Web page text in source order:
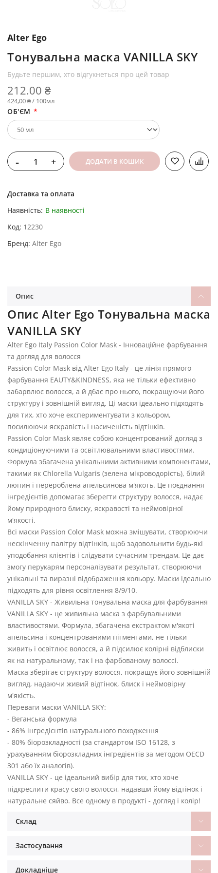
Alter Ego
Тонувальна маска VANILLA SKY
Будьте першим, хто відгукнеться про цей товар
212.00 ₴
424,00 ₴ / 100мл
ОБ'ЄМ
- + ДОДАТИ В КОШИК
Доставка та оплата
Наявність: В наявності
Код 12230
Бренд Alter Ego
Опис
Опис Alter Ego Тонувальна маска
VANILLA SKY
Alter Ego Italy Passion Color Mask - Інноваційне фарбування
та догляд для волосся
Passion Color Mask від Alter Ego Italy - це лінія прямого
фарбування EAUTY&KINDNESS, яка не тільки ефективно
забарвлює волосся, а й дбає про нього, покращуючи його
структуру і зовнішній вигляд. Ці маски ідеально підходять
для тих, хто хоче експериментувати з кольором,
посилюючи яскравість і насиченість відтінків.
Passion Color Mask являє собою концентрований догляд з
кондиціонуючими та освітлювальними властивостями.
Формула збагачена унікальними активними компонентами,
такими як Chlorella Vulgaris (зелена мікроводорість), білий
люпин і перероблена апельсинова м'якоть. Це поєднання
інгредієнтів допомагає зберегти структуру волосся, надає
йому природного блиску, яскравості та неймовірної
м'якості.
Всі маски Passion Color Mask можна змішувати, створюючи
нескінченну палітру відтінків, щоб задовольнити будь-які
уподобання клієнтів і слідувати сучасним трендам. Це дає
змогу перукарям персоналізувати результат, створюючи
унікальні та виразні відображення кольору. Маски ідеально
підходять для рівня освітлення 8/9/10.
VANILLA SKY - Живильна тонувальна маска для фарбування
VANILLA SKY - це живильна маска з фарбувальними
властивостями. Формула, збагачена екстрактом м'якоті
апельсина і концентрованими пігментами, не тільки
живить і освітлює волосся, а й підсилює колірні відблиски
як на натуральному, так і на фарбованому волоссі.
Маска зберігає структуру волосся, покращує його зовнішній
вигляд, надаючи живий відтінок, блиск і неймовірну
м'якість.
Переваги маски VANILLA SKY:
- Веганська формула
- 86% інгредієнтів натурального походження
- 80% біорозкладності (за стандартом ISO 16128, з
урахуванням біорозкладних інгредієнтів за методом OECD
301 або їх аналогів).
VANILLA SKY - це ідеальний вибір для тих, хто хоче
підкреслити красу свого волосся, надавши йому відтінок і
натуральне сяйво. Все одному в продукті - догляд і колір!
Склад
Застосування
Докладніше